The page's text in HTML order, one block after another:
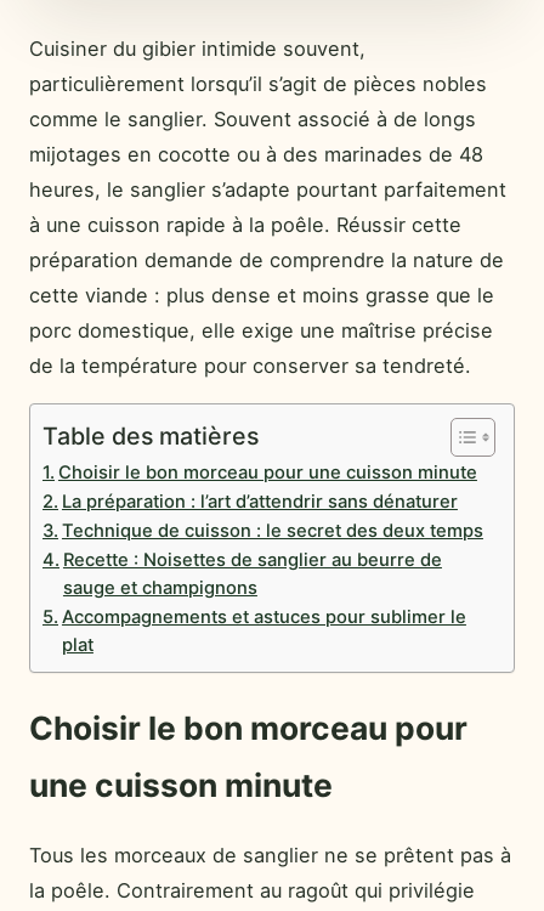
Cuisiner du gibier intimide souvent,
particulièrement lorsqu’il s’agit de pièces nobles
comme le sanglier. Souvent associé à de longs
mijotages en cocotte ou à des marinades de 48
heures, le sanglier s’adapte pourtant parfaitement
à une cuisson rapide à la poêle. Réussir cette
préparation demande de comprendre la nature de
cette viande : plus dense et moins grasse que le
porc domestique, elle exige une maîtrise précise
de la température pour conserver sa tendreté.
Table des matières
Choisir le bon morceau pour une cuisson minute
La préparation : l’art d’attendrir sans dénaturer
Technique de cuisson : le secret des deux temps
Recette : Noisettes de sanglier au beurre de
sauge et champignons
Accompagnements et astuces pour sublimer le
plat
Choisir le bon morceau pour
une cuisson minute
Tous les morceaux de sanglier ne se prêtent pas à
la poêle. Contrairement au ragoût qui privilégie